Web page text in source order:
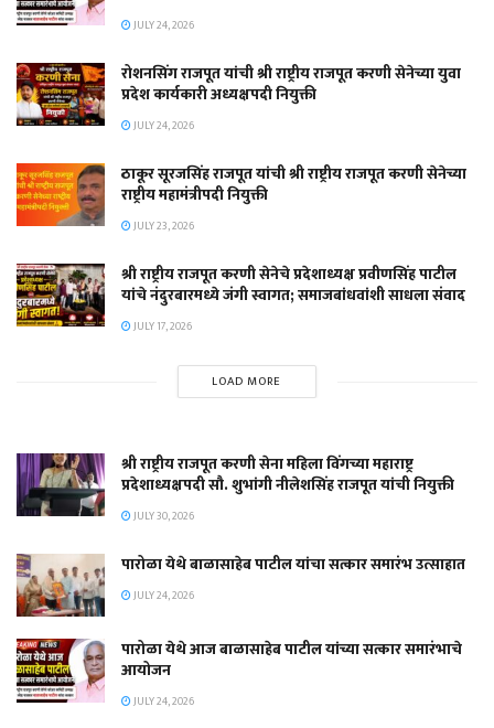
JULY 24, 2026
रोशनसिंग राजपूत यांची श्री राष्ट्रीय राजपूत करणी सेनेच्या युवा
प्रदेश कार्यकारी अध्यक्षपदी नियुक्ती
JULY 24, 2026
ठाकूर सूरजसिंह राजपूत यांची श्री राष्ट्रीय राजपूत करणी सेनेच्या
राष्ट्रीय महामंत्रीपदी नियुक्ती
JULY 23, 2026
श्री राष्ट्रीय राजपूत करणी सेनेचे प्रदेशाध्यक्ष प्रवीणसिंह पाटील
यांचे नंदुरबारमध्ये जंगी स्वागत; समाजबांधवांशी साधला संवाद
JULY 17, 2026
LOAD MORE
श्री राष्ट्रीय राजपूत करणी सेना महिला विंगच्या महाराष्ट्र
प्रदेशाध्यक्षपदी सौ. शुभांगी नीलेशसिंह राजपूत यांची नियुक्ती
JULY 30, 2026
पारोळा येथे बाळासाहेब पाटील यांचा सत्कार समारंभ उत्साहात
JULY 24, 2026
पारोळा येथे आज बाळासाहेब पाटील यांच्या सत्कार समारंभाचे
आयोजन
JULY 24, 2026